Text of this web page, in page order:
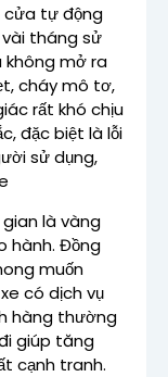
cửa tự động
vài tháng sử
không mở ra
cháy mô tơ,
rất khó chịu
đặc biệt là lỗi
sử dụng,
là vàng
hành. Đồng
muốn
có dịch vụ
hàng thường
giúp tăng
cạnh tranh.